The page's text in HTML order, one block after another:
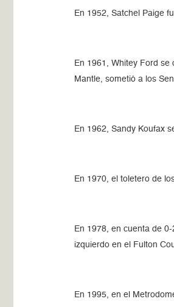
En 1952, Satchel Paige
En 1961, Whitey Ford
Mantle, sometió a los
En 1962, Sandy Koufax
En 1970, el toletero de
En 1978, en cuenta de
izquierdo en el Fulton
En 1995, en el